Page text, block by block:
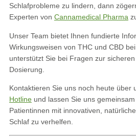
Schlafprobleme zu lindern, dann
Experten von Cannamedical Pharma
Unser Team bietet Ihnen fundierte
Wirkungsweisen von THC und CBD
unterstützt Sie bei Fragen zur
Dosierung.
Kontaktieren Sie uns noch heute über
Hotlineund lassen Sie uns
Patientinnen mit innovativen,
Schlaf zu verhelfen.